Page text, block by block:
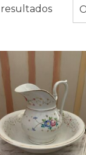
resultados